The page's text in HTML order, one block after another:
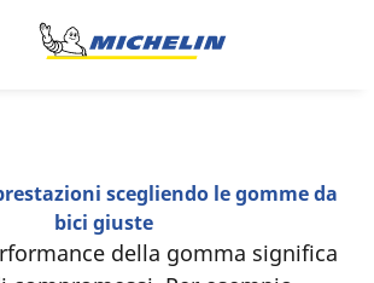
scegliendo le gomme da
bici giuste
della gomma significa